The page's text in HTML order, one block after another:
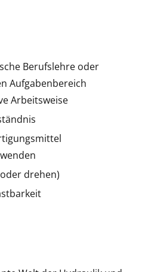
Berufslehre oder
Aufgabenbereich
Arbeitsweise
drehen)